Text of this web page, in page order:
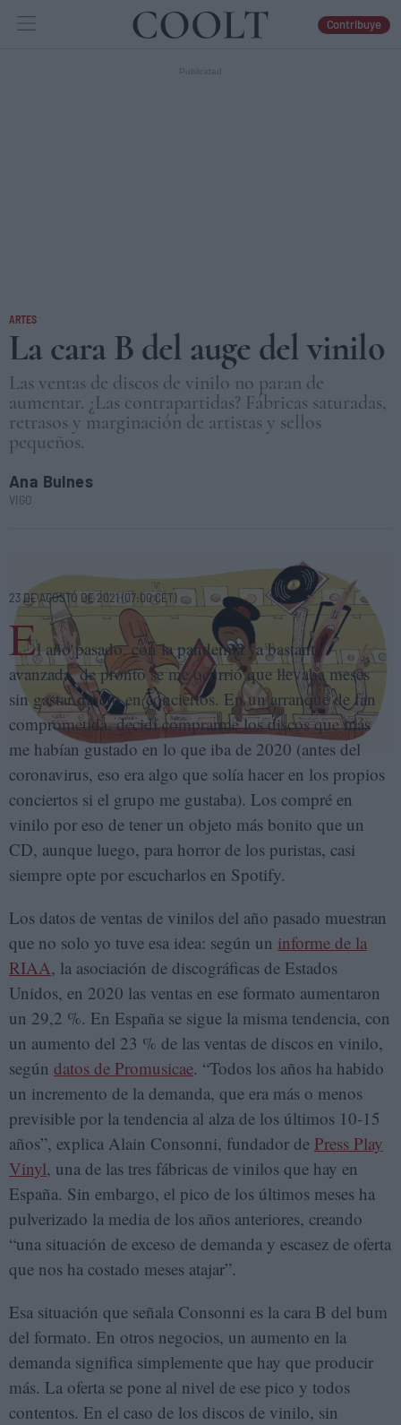
IDEAS
Contribuye
ARTES
La cara B del auge del vinilo
Las ventas de discos de vinilo no paran de
aumentar. ¿Las contrapartidas? Fábricas saturadas,
retrasos y marginación de artistas y sellos
pequeños.
Ana Bulnes
VIGO
23 DE AGOSTO DE 2021 (07:00 CET)
El año pasado, con la pandemia ya bastante
avanzada, de pronto se me ocurrió que llevaba meses
sin gastar dinero en conciertos. En un arranque de fan
comprometida, decidí comprarme los discos que más
me habían gustado en lo que iba de 2020 (antes del
coronavirus, eso era algo que solía hacer en los propios
conciertos si el grupo me gustaba). Los compré en
vinilo por eso de tener un objeto más bonito que un
CD, aunque luego, para horror de los puristas, casi
siempre opte por escucharlos en Spotify.
Los datos de ventas de vinilos del año pasado muestran
que no solo yo tuve esa idea: según un informe de la
RIAA, la asociación de discográficas de Estados
Unidos, en 2020 las ventas en ese formato aumentaron
un 29,2 %. En España se sigue la misma tendencia, con
un aumento del 23 % de las ventas de discos en vinilo,
según datos de Promusicae. “Todos los años ha habido
un incremento de la demanda, que era más o menos
previsible por la tendencia al alza de los últimos 10-15
años”, explica Alain Consonni, fundador de Press Play
Vinyl, una de las tres fábricas de vinilos que hay en
España. Sin embargo, el pico de los últimos meses ha
pulverizado la media de los años anteriores, creando
“una situación de exceso de demanda y escasez de oferta
que nos ha costado meses atajar”.
Esa situación que señala Consonni es la cara B del bum
del formato. En otros negocios, un aumento en la
demanda significa simplemente que hay que producir
más. La oferta se pone al nivel de ese pico y todos
contentos. En el caso de los discos de vinilo, sin